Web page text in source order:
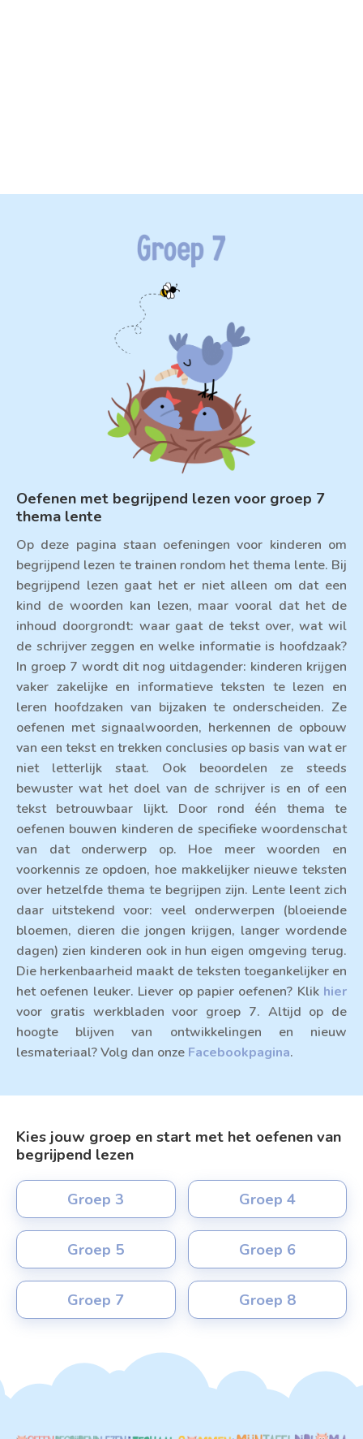
Oefenen met begrijpend lezen voor groep 7
thema lente
Op deze pagina staan oefeningen voor kinderen om
begrijpend lezen te trainen rondom het thema lente. Bij
begrijpend lezen gaat het er niet alleen om dat een
kind de woorden kan lezen, maar vooral dat het de
inhoud doorgrondt: waar gaat de tekst over, wat wil
de schrijver zeggen en welke informatie is hoofdzaak?
In groep 7 wordt dit nog uitdagender: kinderen krijgen
vaker zakelijke en informatieve teksten te lezen en
leren hoofdzaken van bijzaken te onderscheiden. Ze
oefenen met signaalwoorden, herkennen de opbouw
van een tekst en trekken conclusies op basis van wat er
niet letterlijk staat. Ook beoordelen ze steeds
bewuster wat het doel van de schrijver is en of een
tekst betrouwbaar lijkt. Door rond één thema te
oefenen bouwen kinderen de specifieke woordenschat
van dat onderwerp op. Hoe meer woorden en
voorkennis ze opdoen, hoe makkelijker nieuwe teksten
over hetzelfde thema te begrijpen zijn. Lente leent zich
daar uitstekend voor: veel onderwerpen (bloeiende
bloemen, dieren die jongen krijgen, langer wordende
dagen) zien kinderen ook in hun eigen omgeving terug.
Die herkenbaarheid maakt de teksten toegankelijker en
het oefenen leuker. Liever op papier oefenen? Klik hier
voor gratis werkbladen voor groep 7. Altijd op de
hoogte blijven van ontwikkelingen en nieuw
lesmateriaal? Volg dan onze Facebookpagina.
Kies jouw groep en start met het oefenen van
begrijpend lezen
Groep 3 Groep 4
Groep 5 Groep 6
Groep 7 Groep 8